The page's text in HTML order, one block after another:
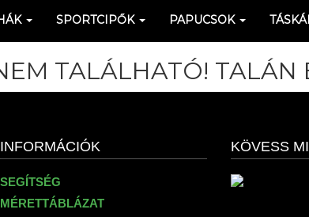
SPORTCIPŐK PAPUCSOK
TALÁLHATÓ! TALÁN
INFORMÁCIÓK
SEGÍTSÉG
MÉRETTÁBLÁZAT
KÖVESS